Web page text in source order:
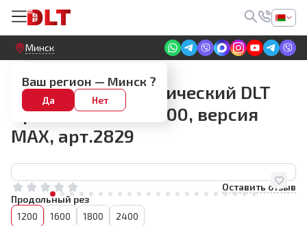
Круглосуточный! Прием заявок на сайте
Минск
Ваш регион — Минск ?
Да Нет
Плиткорезы DLT
Плиткорез электрический DLT
OptiTronic Auto-1200, версия
MAX, арт.2829
Оставить отзыв
Продольный рез
1200
1600 1800 2400